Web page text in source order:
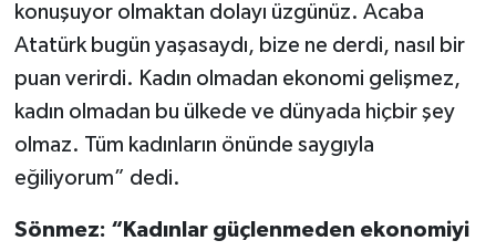
konuşuyor olmaktan dolayı üzgünüz. Acaba
Atatürk bugün yaşasaydı, bize ne derdi, nasıl bir
puan verirdi. Kadın olmadan ekonomi gelişmez,
kadın olmadan bu ülkede ve dünyada hiçbir şey
olmaz. Tüm kadınların önünde saygıyla
eğiliyorum” dedi.
Sönmez: “Kadınlar güçlenmeden ekonomiyi